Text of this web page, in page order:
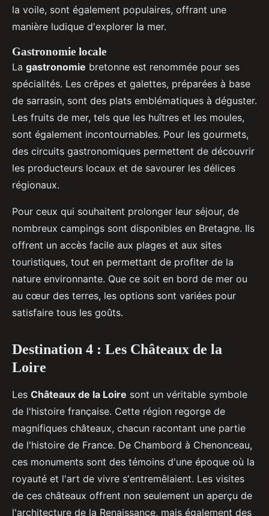
la voile, sont également populaires, offrant une
manière ludique d'explorer la mer.
Gastronomie locale
La gastronomie bretonne est renommée pour ses
spécialités. Les crêpes et galettes, préparées à base
de sarrasin, sont des plats emblématiques à déguster.
Les fruits de mer, tels que les huîtres et les moules,
sont également incontournables. Pour les gourmets,
des circuits gastronomiques permettent de découvrir
les producteurs locaux et de savourer les délices
régionaux.
Pour ceux qui souhaitent prolonger leur séjour, de
nombreux campings sont disponibles en Bretagne. Ils
offrent un accès facile aux plages et aux sites
touristiques, tout en permettant de profiter de la
nature environnante. Que ce soit en bord de mer ou
au cœur des terres, les options sont variées pour
satisfaire tous les goûts.
Destination 4 : Les Châteaux de la
Loire
Les Châteaux de la Loire sont un véritable symbole
de l'histoire française. Cette région regorge de
magnifiques châteaux, chacun racontant une partie
de l'histoire de France. De Chambord à Chenonceau,
ces monuments sont des témoins d'une époque où la
royauté et l'art de vivre s'entremêlaient. Les visites
de ces châteaux offrent non seulement un aperçu de
l'architecture de la Renaissance, mais également des